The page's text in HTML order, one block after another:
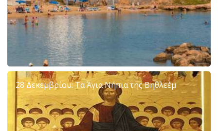
28 Δεκεμβρίου: Τα Άγια Νήπια της Βηθλεέμ